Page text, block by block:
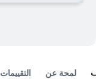
لمحة عن التقييمات